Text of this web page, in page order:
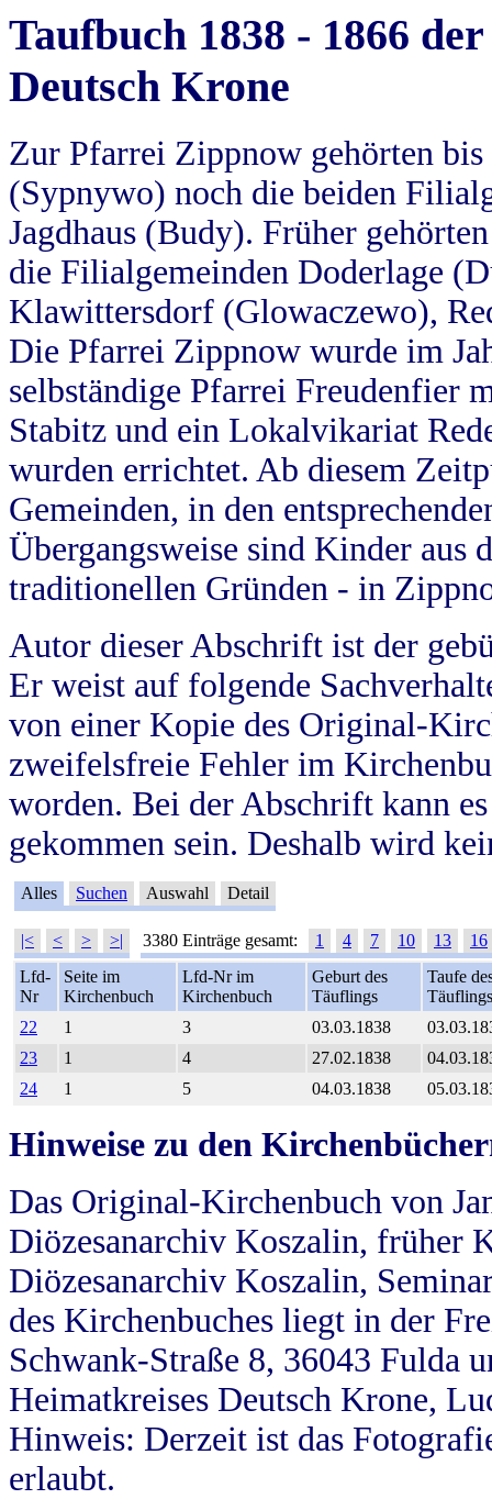
Taufbuch 1838 - 1866
Deutsch Krone
Zur Pfarrei Zippnow gehörten
(Sypnywo) noch die beiden
Jagdhaus (Budy). Früher
die Filialgemeinden Doderlage
Klawittersdorf (Glowaczewo),
Die Pfarrei Zippnow wurde im
selbständige Pfarrei Freudenfier
Stabitz und ein Lokalvikariat
wurden errichtet. Ab diesem
Gemeinden, in den
Übergangsweise sind Kinder aus
traditionellen Gründen - in
Autor dieser Abschrift ist der
Er weist auf folgende
von einer Kopie des Original-
zweifelsfreie Fehler im
worden. Bei der Abschrift kann
gekommen sein. Deshalb wird
Alles Suchen Auswahl Detail
|< < > >| 3380 Einträge gesamt: 1 4 7 10 13
16
Lfd-
Nr
Seite im
Kirchenbuch
Lfd-Nr im
Kirchenbuch
Geburt des
Täuflings
Taufe
Täuflings
22
1 3 03.03.1838
23
1 4 27.02.1838
24
1 5 04.03.1838
Hinweise zu den
Das Original-Kirchenbuch von
Diözesanarchiv Koszalin, früher
Diözesanarchiv Koszalin,
des Kirchenbuches liegt in der
Schwank-Straße 8, 36043 Fulda
Heimatkreises Deutsch Krone,
Hinweis: Derzeit ist das
erlaubt.